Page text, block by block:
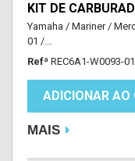
KIT DE
Yamaha / Mariner /
01 /...
Refª REC6A1-W0093-01
ADICIONAR AO
MAIS